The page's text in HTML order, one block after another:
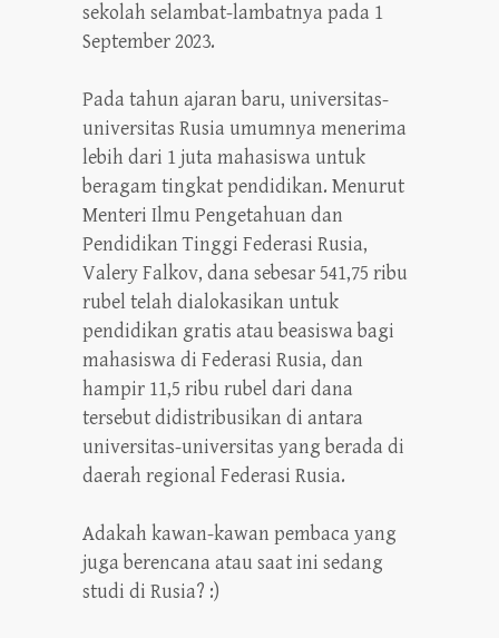
sekolah selambat-lambatnya pada 1
September 2023.
Pada tahun ajaran baru, universitas-
universitas Rusia umumnya menerima
lebih dari 1 juta mahasiswa untuk
beragam tingkat pendidikan. Menurut
Menteri Ilmu Pengetahuan dan
Pendidikan Tinggi Federasi Rusia,
Valery Falkov, dana sebesar 541,75 ribu
rubel telah dialokasikan untuk
pendidikan gratis atau beasiswa bagi
mahasiswa di Federasi Rusia, dan
hampir 11,5 ribu rubel dari dana
tersebut didistribusikan di antara
universitas-universitas yang berada di
daerah regional Federasi Rusia.
Adakah kawan-kawan pembaca yang
juga berencana atau saat ini sedang
studi di Rusia? :)